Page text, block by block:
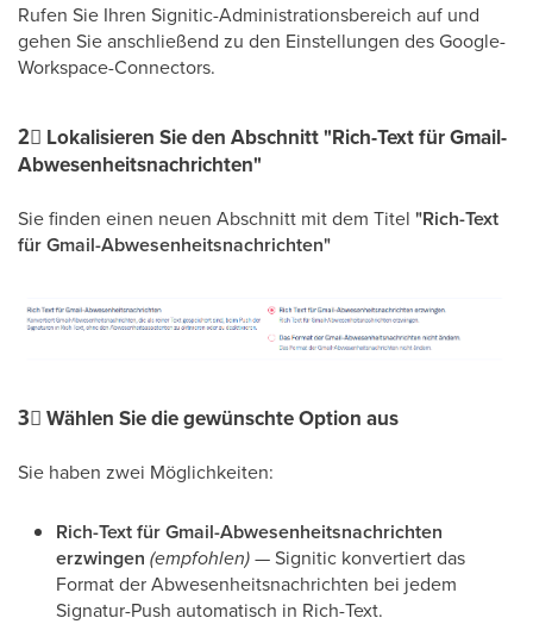
Rufen Sie Ihren Signitic-Administrationsbereich auf und
gehen Sie anschließend zu den Einstellungen des Google-
Workspace-Connectors.
2⃣ Lokalisieren Sie den Abschnitt "Rich-Text für Gmail-
Abwesenheitsnachrichten"
Sie finden einen neuen Abschnitt mit dem Titel "Rich-Text
für Gmail-Abwesenheitsnachrichten"
3⃣ Wählen Sie die gewünschte Option aus
Sie haben zwei Möglichkeiten:
Rich-Text für Gmail-Abwesenheitsnachrichten
erzwingen (empfohlen)— Signitic konvertiert das
Format der Abwesenheitsnachrichten bei jedem
Signatur-Push automatisch in Rich-Text.